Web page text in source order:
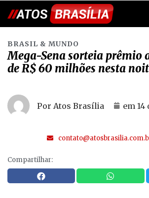
BRASIL & MUNDO
Mega-Sena sorteia prêmio
de R$ 60 milhões nesta
Por Atos Brasília em 14
Compartilhar: